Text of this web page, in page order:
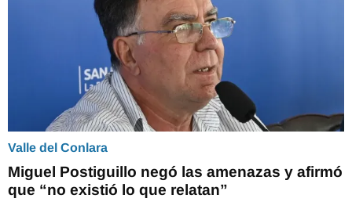
Valle del Conlara
Miguel Postiguillo negó las amenazas y afirmó
que “no existió lo que relatan”